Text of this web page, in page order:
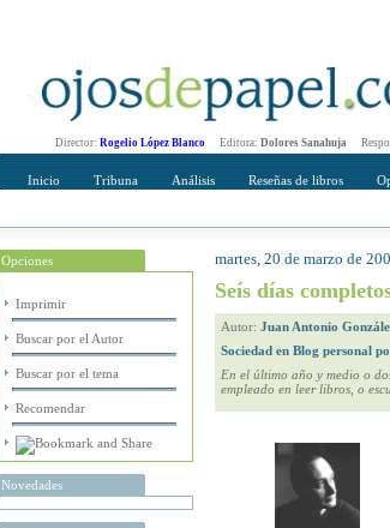
Director: Rogelio López Blanco Editora: Dolores Sanahuja
Inicio Tribuna Análisis Reseñas de libros
Opciones
Imprimir
Buscar por el Autor
Buscar por el tema
Recomendar
Novedades
Recomendar
Su nombre Completo
martes, 20 de marzo de
Seís días
Autor: Juan Antonio
Sociedad en Blog personal
En el último año y medio o
empleado en leer libros, o